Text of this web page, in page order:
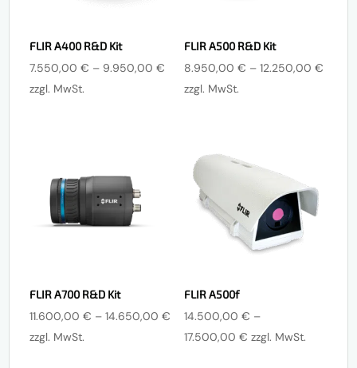
FLIR A400 R&D Kit
7.550,00€ – 9.950,00€ Preisspanne:
7.550,00 €
zzgl. MwSt.
FLIR A500 R&D Kit
8.950,00€ –12.250,00€
zzgl. MwSt.
FLIR A700 R&D Kit
11.600,00€ –14.650,00€ Preisspanne:
11.600,00 €
zzgl. MwSt.
FLIR A500f
14.500,00€ –
17.500,00€ Preisspanne:
zzgl. MwSt.